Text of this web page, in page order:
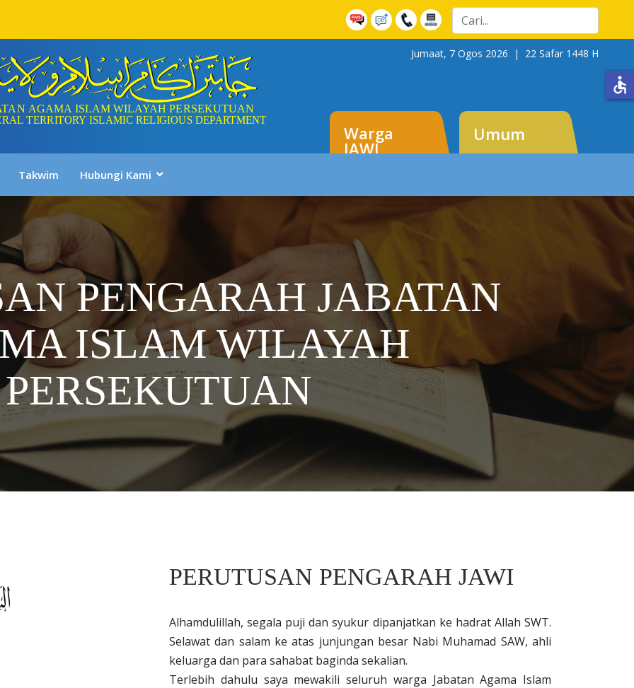
Cari
Jumaat, 7 Ogos 2026 | 22 Safar 1448 H
Warga
JAWI
Umum
Takwim Hubungi Kami
PENGARAH JABATAN
ISLAM WILAYAH
PERSEKUTUAN
PERUTUSAN PENGARAH JAWI
Alhamdulillah, segala puji dan syukur dipanjatkan ke hadrat Allah SWT.
Selawat dan salam ke atas junjungan besar Nabi Muhamad SAW, ahli
keluarga dan para sahabat baginda sekalian.
Terlebih dahulu saya mewakili seluruh warga Jabatan Agama Islam
accessible